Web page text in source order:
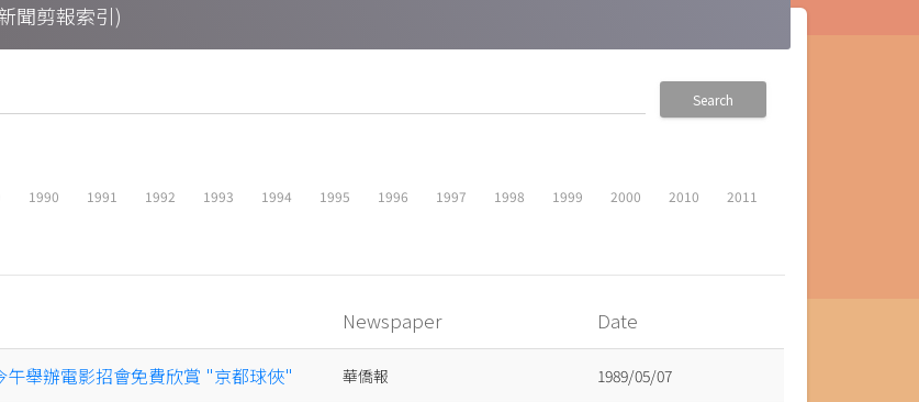
聞剪報索引)
Search
1990 1991 1992 1993 1994 1995 1996 1997 1998 1999 2000 2010 2011
Newspaper Date
舉辦電影招會免費欣賞 "京都球俠" 華僑報 1989/05/07